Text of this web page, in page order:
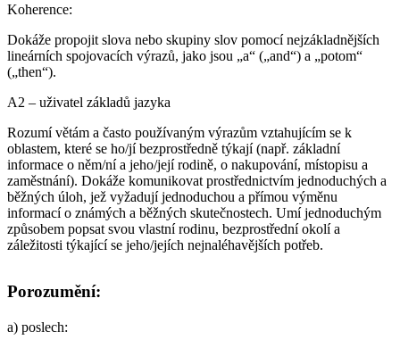
Koherence:
Dokáže propojit slova nebo skupiny slov pomocí nejzákladnějších
lineárních spojovacích výrazů, jako jsou „a“ („and“) a „potom“
(„then“).
A2 – uživatel základů jazyka
Rozumí větám a často používaným výrazům vztahujícím se k
oblastem, které se ho/jí bezprostředně týkají (např. základní
informace o něm/ní a jeho/její rodině, o nakupování, místopisu a
zaměstnání). Dokáže komunikovat prostřednictvím jednoduchých a
běžných úloh, jež vyžadují jednoduchou a přímou výměnu
informací o známých a běžných skutečnostech. Umí jednoduchým
způsobem popsat svou vlastní rodinu, bezprostřední okolí a
záležitosti týkající se jeho/jejích nejnaléhavějších potřeb.
Porozumění:
a) poslech: